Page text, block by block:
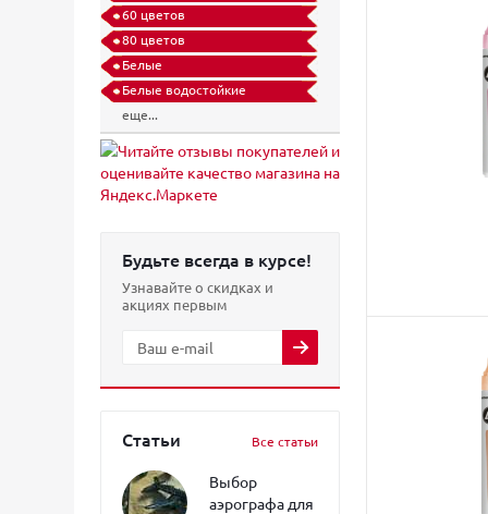
60 цветов
80 цветов
Белые
Белые водостойкие
еще...
Будьте всегда в курсе!
Узнавайте о скидках и
акциях первым
Статьи Все статьи
Выбор
аэрографа для